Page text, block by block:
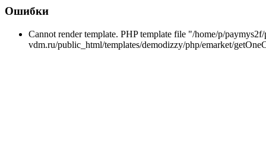
Ошибки
Cannot render template. PHP template file "/home/p/
vdm.ru/public_html/templates/demodizzy/php/emarket/